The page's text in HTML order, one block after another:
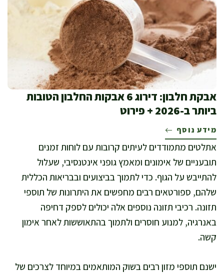
אבקת חלבון: דירוג 6 אבקות החלבון הטובות
ביותר ב-2026 + פירוט
מידע נוסף
אתלטים מתמודדים לעיתים קרובות עם לוחות זמנים
תובעניים של אימונים ומאמץ גופני אינטנסיבי, שעלול
להתייבש על הגוף. כדי לתמוך בביצועים ובבריאות הכללית
שלהם, ספורטאים רבים מחפשים את היתרונות של תוספי
תזונה. רכיבי תזונה נוספים אלה יכולים לספק דחיפה
באנרגיה, למנוע חוסרים ולתמוך בהתאוששות לאחר אימון
קשה.
ישנם תוספי מזון רבים בשוק המותאמים במיוחד לצרכים של